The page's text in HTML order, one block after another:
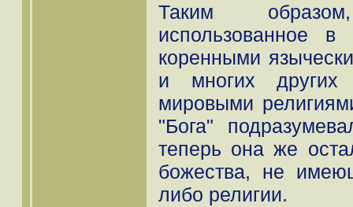
Таким
использованное
коренными
и многих
мировыми
"Бога"
теперь она же
божества, не
либо религии.